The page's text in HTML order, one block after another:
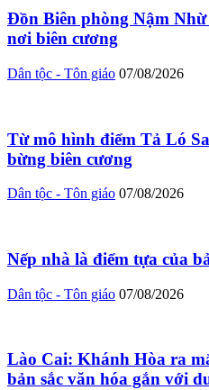
Đồn Biên phòng Nậm
nơi biên cương
Dân tộc - Tôn giáo 07/08/2026
Từ mô hình điểm Tả Ló
bừng biên cương
Dân tộc - Tôn giáo 07/08/2026
Nếp nhà là điểm tựa của
Dân tộc - Tôn giáo 07/08/2026
Lào Cai: Khánh Hòa ra
bản sắc văn hóa gắn với